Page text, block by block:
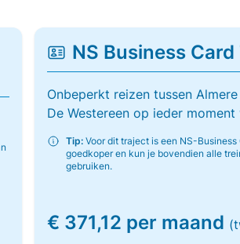
NS Business
Onbeperkt reizen tussen
De Westereen op ieder moment
Tip:Voor dit traject is een NS-Business
goedkoper en kun je bovendien alle
gebruiken.
€ 371,12 per maand